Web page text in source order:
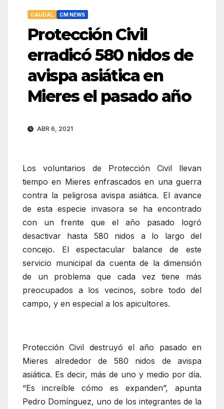
CAUDAL CM NEWS
Protección Civil
erradicó 580 nidos de
avispa asiática en
Mieres el pasado año
ABR 6, 2021
Los voluntarios de Protección Civil llevan
tiempo en Mieres enfrascados en una guerra
contra la peligrosa avispa asiática. El avance
de esta especie invasora se ha encontrado
con un frente que el año pasado logró
desactivar hasta 580 nidos a lo largo del
concejo. El espectacular balance de este
servicio municipal da cuenta de la dimensión
de un problema que cada vez tiene más
preocupados a los vecinos, sobre todo del
campo, y en especial a los apicultores.
Protección Civil destruyó el año pasado en
Mieres alrededor de 580 nidos de avispa
asiática. Es decir, más de uno y medio por día.
“Es increíble cómo es expanden”, apunta
Pedro Domínguez, uno de los integrantes de la